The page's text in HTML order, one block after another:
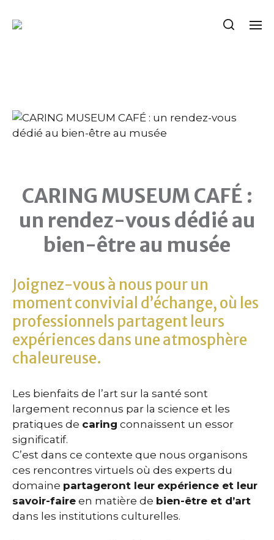
CARING MUSEUM CAFÉ :
un rendez-vous dédié au
bien-être au musée
Joignez-vous à nous pour un
moment convivial d’échange, où les
professionnels partagent leurs
expériences dans une atmosphère
chaleureuse.
Les bienfaits de l’art sur la santé sont
largement reconnus par la science et les
pratiques de caring connaissent un essor
significatif.
C’est dans ce contexte que nous organisons
ces rencontres virtuels où des experts du
domaine partageront leur expérience et leur
savoir-faire en matière de bien-être et d’art
dans les institutions culturelles.